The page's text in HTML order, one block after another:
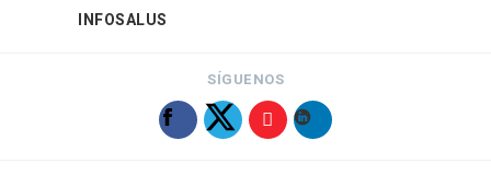
INFOSALUS
SÍGUENOS